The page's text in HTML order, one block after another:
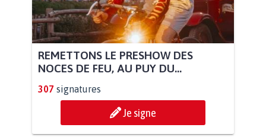
REMETTONS LE PRESHOW DES
NOCES DE FEU, AU PUY DU...
307 signatures
Je signe